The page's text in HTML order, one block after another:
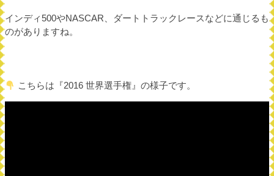
インディ500やNASCAR、ダートトラックレースなどに通じるも
のがありますね。
こちらは『2016 世界選手権』の様子です。